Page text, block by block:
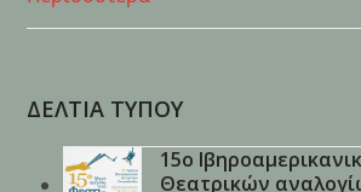
ΔΕΛΤΙΑ ΤΥΠΟΥ
15ο
Θεατρικών